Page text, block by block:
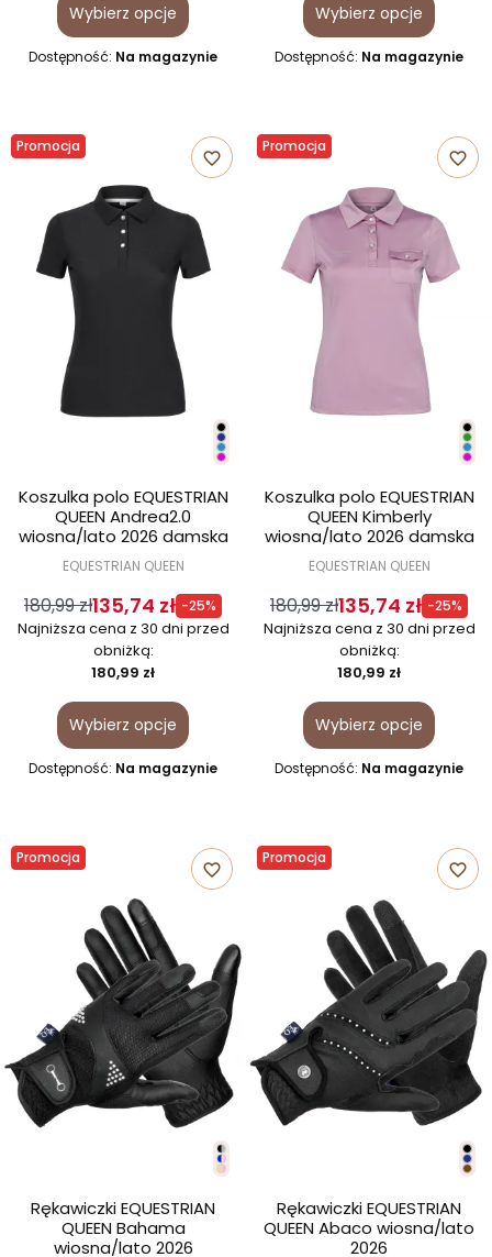
Wybierz opcje
Dostępność: Na magazynie
Wybierz opcje
Dostępność: Na magazynie
Promocja
favorite_border
Koszulka polo EQUESTRIAN
QUEEN Andrea2.0
wiosna/lato 2026 damska
EQUESTRIAN QUEEN
180,99 zł135,74 zł -25%
Najniższa cena z 30 dni przed
obniżką:
180,99 zł
Wybierz opcje
Dostępność: Na magazynie
Promocja
favorite_border
Koszulka polo EQUESTRIAN
QUEEN Kimberly
wiosna/lato 2026 damska
EQUESTRIAN QUEEN
180,99 zł135,74 zł -25%
Najniższa cena z 30 dni przed
obniżką:
180,99 zł
Wybierz opcje
Dostępność: Na magazynie
Promocja
favorite_border
Rękawiczki EQUESTRIAN
QUEEN Bahama
wiosna/lato 2026
Promocja
favorite_border
Rękawiczki EQUESTRIAN
QUEEN Abaco wiosna/lato
2026